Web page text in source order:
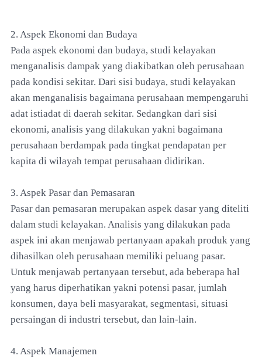
2. Aspek Ekonomi dan Budaya
Pada aspek ekonomi dan budaya, studi kelayakan
menganalisis dampak yang diakibatkan oleh perusahaan
pada kondisi sekitar. Dari sisi budaya, studi kelayakan
akan menganalisis bagaimana perusahaan mempengaruhi
adat istiadat di daerah sekitar. Sedangkan dari sisi
ekonomi, analisis yang dilakukan yakni bagaimana
perusahaan berdampak pada tingkat pendapatan per
kapita di wilayah tempat perusahaan didirikan.
3. Aspek Pasar dan Pemasaran
Pasar dan pemasaran merupakan aspek dasar yang diteliti
dalam studi kelayakan. Analisis yang dilakukan pada
aspek ini akan menjawab pertanyaan apakah produk yang
dihasilkan oleh perusahaan memiliki peluang pasar.
Untuk menjawab pertanyaan tersebut, ada beberapa hal
yang harus diperhatikan yakni potensi pasar, jumlah
konsumen, daya beli masyarakat, segmentasi, situasi
persaingan di industri tersebut, dan lain-lain.
4. Aspek Manajemen